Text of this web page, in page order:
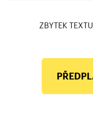
ZBYTEK